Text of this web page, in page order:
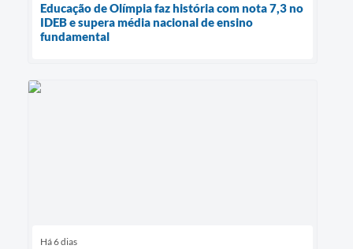
Educação de Olímpia faz história com nota 7,3 no
IDEB e supera média nacional de ensino
fundamental
Há 6 dias